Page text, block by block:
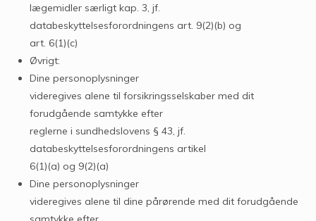
lægemidler særligt kap. 3, jf.
databeskyttelsesforordningens art. 9(2)(b) og
art. 6(1)(c)
Øvrigt:
Dine personoplysninger
videregives alene til forsikringsselskaber med dit
forudgående samtykke efter
reglerne i sundhedslovens § 43, jf.
databeskyttelsesforordningens artikel
6(1)(a) og 9(2)(a)
Dine personoplysninger
videregives alene til dine pårørende med dit forudgående